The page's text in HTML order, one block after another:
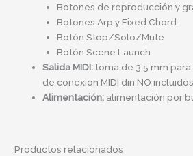
Botones de reproducción y
Botones Arp y Fixed Chord
Botón Stop/Solo/Mute
Botón Scene Launch
Salida MIDI: toma de 3,5 mm para
de conexión MIDI din NO
Alimentación: alimentación por
Productos relacionados